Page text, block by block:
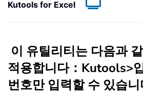
Kutools for Excel
이 유틸리티는 다음과
적용합니다： Kutools>
번호만 입력할 수 있습